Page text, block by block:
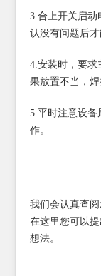
3.合上开关启动
认没有问题后才
4.安装时，要求
果放置不当，
5.平时注意设
作。
我们会认真查
在这里您可以
想法。